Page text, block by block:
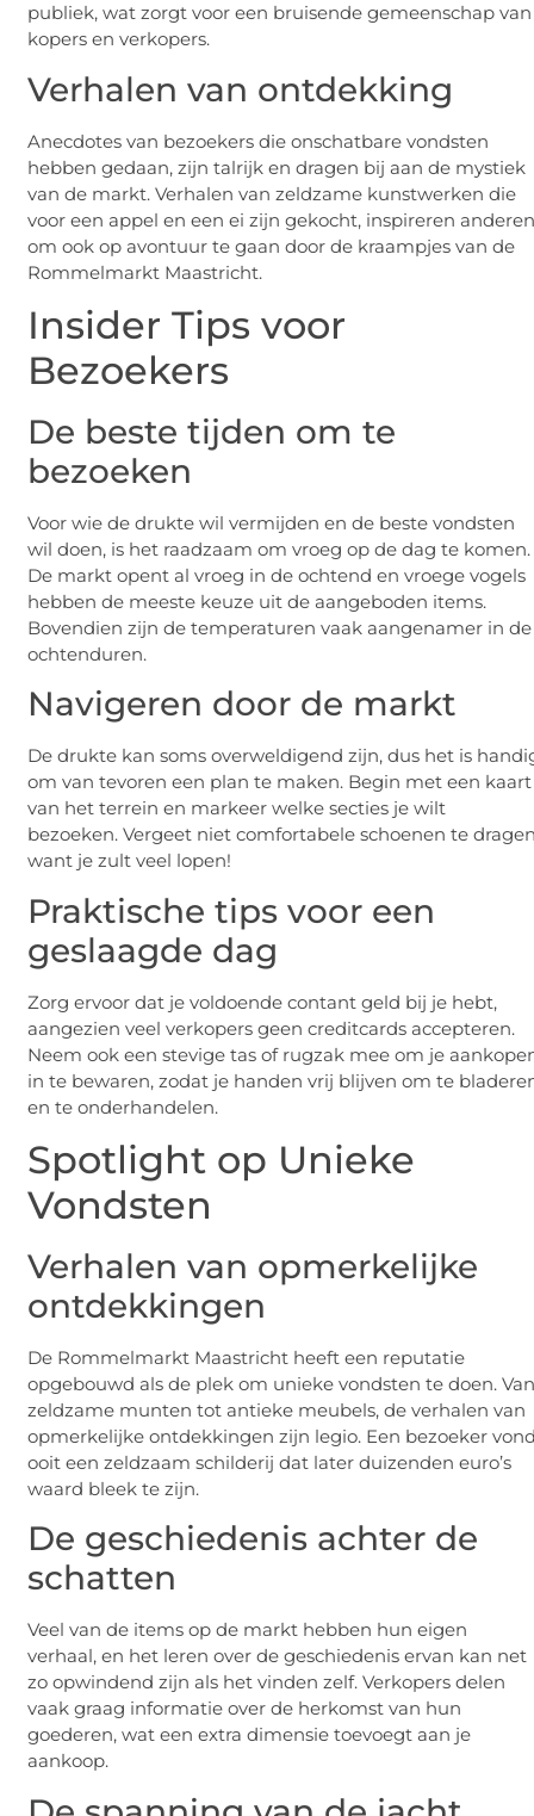
publiek, wat zorgt voor een bruisende gemeenschap van
kopers en verkopers.
Verhalen van ontdekking
Anecdotes van bezoekers die onschatbare vondsten
hebben gedaan, zijn talrijk en dragen bij aan de mystiek
van de markt. Verhalen van zeldzame kunstwerken die
voor een appel en een ei zijn gekocht, inspireren
om ook op avontuur te gaan door de kraampjes van de
Rommelmarkt Maastricht.
Insider Tips voor
Bezoekers
De beste tijden om te
bezoeken
Voor wie de drukte wil vermijden en de beste vondsten
wil doen, is het raadzaam om vroeg op de dag te komen.
De markt opent al vroeg in de ochtend en vroege vogels
hebben de meeste keuze uit de aangeboden items.
Bovendien zijn de temperaturen vaak aangenamer in de
ochtenduren.
Navigeren door de markt
De drukte kan soms overweldigend zijn, dus het is
om van tevoren een plan te maken. Begin met een kaart
van het terrein en markeer welke secties je wilt
bezoeken. Vergeet niet comfortabele schoenen te
want je zult veel lopen!
Praktische tips voor een
geslaagde dag
Zorg ervoor dat je voldoende contant geld bij je hebt,
aangezien veel verkopers geen creditcards accepteren.
Neem ook een stevige tas of rugzak mee om je
in te bewaren, zodat je handen vrij blijven om te
en te onderhandelen.
Spotlight op Unieke
Vondsten
Verhalen van opmerkelijke
ontdekkingen
De Rommelmarkt Maastricht heeft een reputatie
opgebouwd als de plek om unieke vondsten te doen.
zeldzame munten tot antieke meubels, de verhalen van
opmerkelijke ontdekkingen zijn legio. Een bezoeker
ooit een zeldzaam schilderij dat later duizenden euro’s
waard bleek te zijn.
De geschiedenis achter de
schatten
Veel van de items op de markt hebben hun eigen
verhaal, en het leren over de geschiedenis ervan kan net
zo opwindend zijn als het vinden zelf. Verkopers delen
vaak graag informatie over de herkomst van hun
goederen, wat een extra dimensie toevoegt aan je
aankoop.